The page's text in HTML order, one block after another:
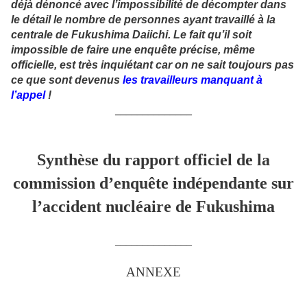
déjà dénoncé avec l’impossibilité de décompter dans
le détail le nombre de personnes ayant travaillé à la
centrale de Fukushima Daiichi. Le fait qu’il soit
impossible de faire une enquête précise, même
officielle, est très inquiétant car on ne sait toujours pas
ce que sont devenus les travailleurs manquant à
l’appel !
Synthèse du rapport officiel de la
commission d’enquête indépendante sur
l’accident nucléaire de Fukushima
ANNEXE